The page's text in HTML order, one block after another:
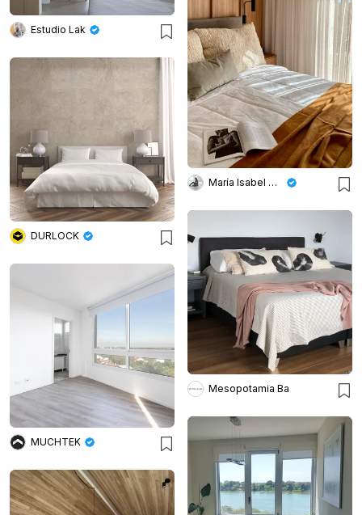
Estudio Lak
María Isabel Wetzel
DURLOCK
Mesopotamia Ba
MUCHTEK